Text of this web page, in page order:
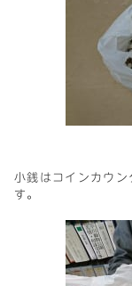
小銭はコインカウ
す。